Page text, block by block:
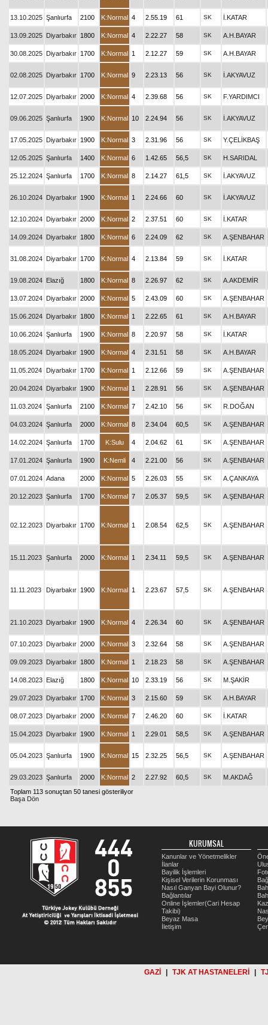
13.10.2025 Şanlıurfa 2100 K:Normal 4 2.55.19 61 SK İ.KATAR
13.09.2025 Diyarbakır 1800 K:Normal 4 2.22.27 58 SK A.H.BAYAR
30.08.2025 Diyarbakır 1700 K:Normal 1 2.12.27 59 SK A.H.BAYAR
02.08.2025 Diyarbakır 1700 K:Normal 9 2.23.13 56 SK İ.AKYAVUZ
12.07.2025 Diyarbakır 2000 K:Normal 4 2.39.68 56 SK F.YARDIMCI
09.06.2025 Şanlıurfa 1900 K:Normal 10 2.24.94 56 SK İ.AKYAVUZ
17.05.2025 Diyarbakır 1900 K:Normal 3 2.31.96 56 SK Y.ÇELİKBAŞ
12.05.2025 Şanlıurfa 1400 K:Normal 6 1.42.65 56,5 SK H.SARIDAL
25.12.2024 Şanlıurfa 1700 K:Normal 8 2.14.27 61,5 SK İ.AKYAVUZ
26.10.2024 Diyarbakır 1900 K:Normal 1 2.24.66 60 SK İ.AKYAVUZ
12.10.2024 Diyarbakır 2000 K:Normal 2 2.37.51 60 SK İ.KATAR
14.09.2024 Diyarbakır 1800 K:Normal 6 2.24.09 62 SK A.ŞENBAHAR
31.08.2024 Diyarbakır 1700 K:Normal 4 2.13.84 59 SK İ.KATAR
19.08.2024 Elazığ 1800 K:Normal 8 2.26.97 62 SK A.AKDEMİR
13.07.2024 Diyarbakır 2000 K:Normal 5 2.43.09 60 SK A.ŞENBAHAR
15.06.2024 Diyarbakır 1800 K:Normal 1 2.22.65 61 SK A.H.BAYAR
10.06.2024 Şanlıurfa 1900 K:Normal 8 2.20.97 58 SK İ.KATAR
18.05.2024 Diyarbakır 1900 K:Normal 4 2.31.51 58 SK A.H.BAYAR
11.05.2024 Diyarbakır 1700 K:Normal 1 2.12.66 59 SK A.ŞENBAHAR
20.04.2024 Diyarbakır 1900 K:Normal 1 2.28.91 56 SK A.ŞENBAHAR
11.03.2024 Şanlıurfa 2100 K:Normal 7 2.42.10 56 SK R.DOĞAN
04.03.2024 Şanlıurfa 2000 K:Normal 8 2.34.04 60,5 SK A.ŞENBAHAR
14.02.2024 Şanlıurfa 1700 K:Sulu 4 2.04.62 61 SK A.ŞENBAHAR
17.01.2024 Şanlıurfa 1900 K:Nemli 4 2.21.00 56 SK A.ŞENBAHAR
07.01.2024 Adana 2000 K:Normal 5 2.26.03 55 SK A.ÇANKAYA
20.12.2023 Şanlıurfa 1700 K:Normal 7 2.05.37 59,5 SK A.ŞENBAHAR
02.12.2023 Diyarbakır 1700 K:Normal 1 2.08.54 62,5 SK A.ŞENBAHAR
15.11.2023 Şanlıurfa 2000 K:Normal 1 2.34.11 59,5 SK A.ŞENBAHAR
11.11.2023 Diyarbakır 1900 K:Normal 1 2.23.67 57,5 SK A.ŞENBAHAR
21.10.2023 Diyarbakır 1900 K:Normal 4 2.26.34 60 SK A.ŞENBAHAR
07.10.2023 Diyarbakır 2000 K:Normal 3 2.32.64 58 SK A.ŞENBAHAR
09.09.2023 Diyarbakır 1800 K:Normal 1 2.18.23 58 SK A.ŞENBAHAR
14.08.2023 Elazığ 1800 K:Normal 10 2.33.19 56 SK M.ŞAKİR
29.07.2023 Diyarbakır 1700 K:Normal 3 2.15.60 59 SK A.H.BAYAR
08.07.2023 Diyarbakır 2000 K:Normal 7 2.46.20 60 SK İ.KATAR
15.04.2023 Diyarbakır 1900 K:Normal 1 2.29.01 58,5 SK A.ŞENBAHAR
05.04.2023 Şanlıurfa 1900 K:Normal 15 2.32.25 56,5 SK A.ŞENBAHAR
29.03.2023 Şanlıurfa 2000 K:Normal 2 2.27.92 60,5 SK
M.AKDAĞ
Toplam 113 sonuçtan 50 tanesi gösteriliyor
Başa Dön
KURUMSAL
Kanunlar ve Yönetmelikler
İlanlar
Bayilik İşlemleri
Kişisel Verilerin Korunması
Nasıl Ganyan Bayi Olunur?
Bağlantılar
Online İşlemler(Cari Hesap
Takibi)
Beyaz Masa
İletişim
GAZİ TJK AT HASTANELERİ